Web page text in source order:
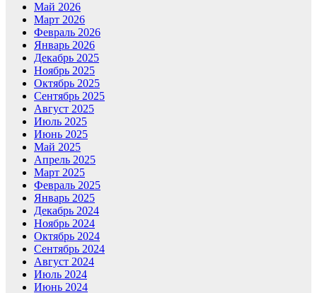
Май 2026
Март 2026
Февраль 2026
Январь 2026
Декабрь 2025
Ноябрь 2025
Октябрь 2025
Сентябрь 2025
Август 2025
Июль 2025
Июнь 2025
Май 2025
Апрель 2025
Март 2025
Февраль 2025
Январь 2025
Декабрь 2024
Ноябрь 2024
Октябрь 2024
Сентябрь 2024
Август 2024
Июль 2024
Июнь 2024